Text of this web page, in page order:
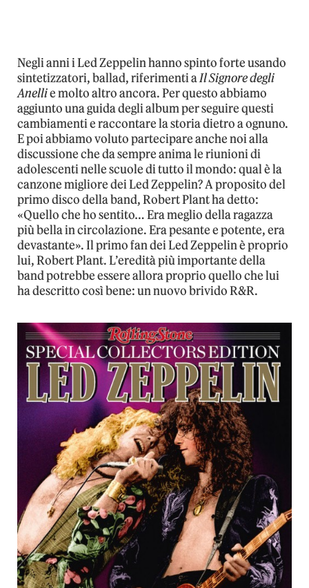
Negli anni i Led Zeppelin hanno spinto forte usando
sintetizzatori, ballad, riferimenti aIl Signore degli
Anellie molto altro ancora. Per questo abbiamo
aggiunto una guida degli album per seguire questi
cambiamenti e raccontare la storia dietro a ognuno.
E poi abbiamo voluto partecipare anche noi alla
discussione che da sempre anima le riunioni di
adolescenti nelle scuole di tutto il mondo: qual è la
canzone migliore dei Led Zeppelin? A proposito del
primo disco della band, Robert Plant ha detto:
«Quello che ho sentito… Era meglio della ragazza
più bella in circolazione. Era pesante e potente, era
devastante». Il primo fan dei Led Zeppelin è proprio
lui, Robert Plant. L’eredità più importante della
band potrebbe essere allora proprio quello che lui
ha descritto così bene: un nuovo brivido R&R.